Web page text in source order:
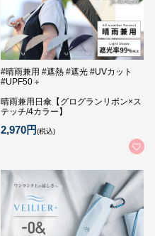
#晴雨兼用 #遮熱 #遮光 #UVカット
#UPF50＋
晴雨兼用日傘【グログランリボン×ス
テッチ/4カラー】
2,970円(税込)